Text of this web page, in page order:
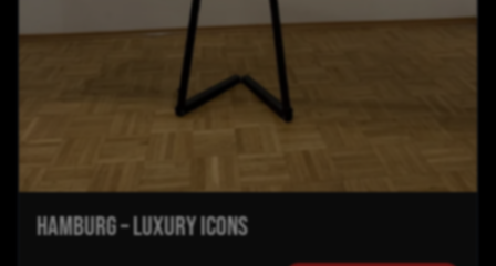
HAMBURG – LUXURY ICONS